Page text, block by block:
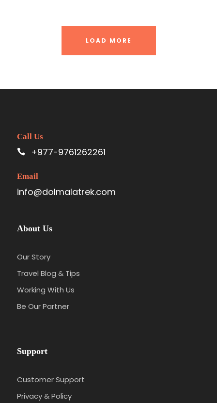
LOAD MORE
Call Us
+977-9761262261
Email
info@dolmalatrek.com
About Us
Our Story
Travel Blog & Tips
Working With Us
Be Our Partner
Support
Customer Support
Privacy & Policy